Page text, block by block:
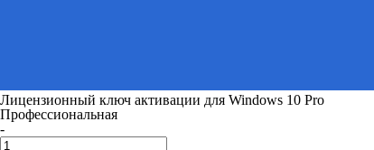
Лицензионный ключ активации для Windows 10 Pro
Профессиональная
-